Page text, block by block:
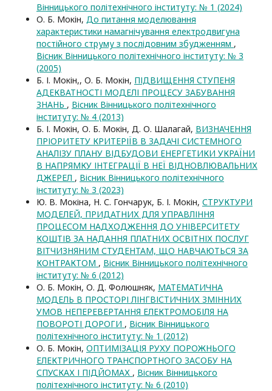
Вінницького політехнічного інституту: № 1 (2024)
О. Б. Мокін, До питання моделювання
характеристики намагнічування електродвигуна
постійного струму з послідовним збудженням ,
Вісник Вінницького політехнічного інституту: № 3
(2005)
Б. І. Мокін,, О. Б. Мокін, ПІДВИЩЕННЯ СТУПЕНЯ
АДЕКВАТНОСТІ МОДЕЛІ ПРОЦЕСУ ЗАБУВАННЯ
ЗНАНЬ , Вісник Вінницького політехнічного
інституту: № 4 (2013)
Б. І. Мокін, О. Б. Мокін, Д. О. Шалагай, ВИЗНАЧЕННЯ
ПРІОРИТЕТУ КРИТЕРІЇВ В ЗАДАЧІ СИСТЕМНОГО
АНАЛІЗУ ПЛАНУ ВІДБУДОВИ ЕНЕРГЕТИКИ УКРАЇНИ
В НАПРЯМКУ ІНТЕГРАЦІЇ В НЕЇ ВІДНОВЛЮВАЛЬНИХ
ДЖЕРЕЛ , Вісник Вінницького політехнічного
інституту: № 3 (2023)
Ю. В. Мокіна, Н. С. Гончарук, Б. І. Мокін, СТРУКТУРИ
МОДЕЛЕЙ, ПРИДАТНИХ ДЛЯ УПРАВЛІННЯ
ПРОЦЕСОМ НАДХОДЖЕННЯ ДО УНІВЕРСИТЕТУ
КОШТІВ ЗА НАДАННЯ ПЛАТНИХ ОСВІТНІХ ПОСЛУГ
ВІТЧИЗНЯНИМ СТУДЕНТАМ, ЩО НАВЧАЮТЬСЯ ЗА
КОНТРАКТОМ , Вісник Вінницького політехнічного
інституту: № 6 (2012)
О. Б. Мокін, О. Д. Фолюшняк, МАТЕМАТИЧНА
МОДЕЛЬ В ПРОСТОРІ ЛІНГВІСТИЧНИХ ЗМІННИХ
УМОВ НЕПЕРЕВЕРТАННЯ ЕЛЕКТРОМОБІЛЯ НА
ПОВОРОТІ ДОРОГИ , Вісник Вінницького
політехнічного інституту: № 1 (2012)
О. Б. Мокін, ОПТИМІЗАЦІЯ РУХУ ПОРОЖНЬОГО
ЕЛЕКТРИЧНОГО ТРАНСПОРТНОГО ЗАСОБУ НА
СПУСКАХ І ПІДЙОМАХ , Вісник Вінницького
політехнічного інституту: № 6 (2010)